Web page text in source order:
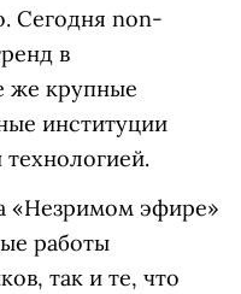
Сегодня non-
в
же крупные
институции
«Незримом эфире»
работы
так и те, что